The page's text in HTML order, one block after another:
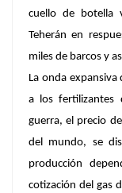
cuello de botella
Teherán en
miles de barcos y
La onda
a los fertilizantes
guerra, el precio
del mundo, se
producción
cotización del gas